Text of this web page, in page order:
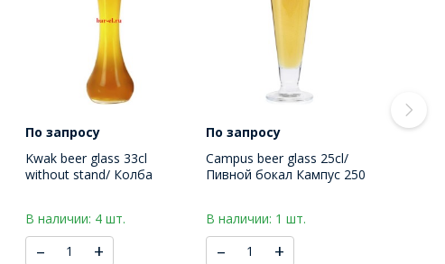
По запросу
Kwak beer glass 33cl
without stand/ Колба
В наличии: 4 шт.
– +
По запросу
Campus beer glass 25cl/
Пивной бокал Кампус 250
В наличии: 1 шт.
– +